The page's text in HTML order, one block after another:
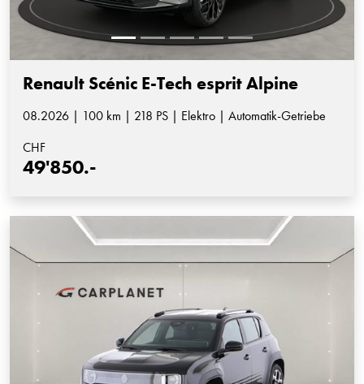
Renault Scénic E-Tech esprit Alpine
08.2026 | 100 km | 218 PS | Elektro | Automatik-Getriebe
CHF
49'850.-